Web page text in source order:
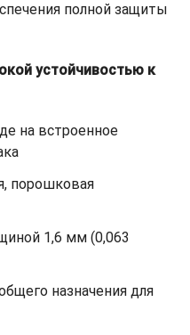
полной защиты
устойчивостью к
на встроенное
порошковая
1,6 мм (0,063
назначения для